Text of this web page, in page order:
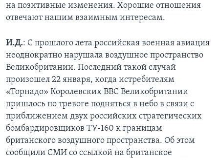
на позитивные изменения. Хорошие отношения
отвечают нашим взаимным интересам.
И.Д.: С прошлого лета российская военная авиация
неоднократно нарушала воздушное пространство
Великобритании. Последний такой случай
произошел 22 января, когда истребителям
«Торнадо» Королевских ВВС Великобритании
пришлось по тревоге подняться в небо в связи с
приближением двух российских стратегических
бомбардировщиков ТУ-160 к границам
британского воздушного пространства. Об этом
сообщили СМИ со ссылкой на британское